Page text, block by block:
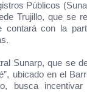
Públicos
Trujillo, que se
contará con la
Sunarp, que se
ubicado en el
busca